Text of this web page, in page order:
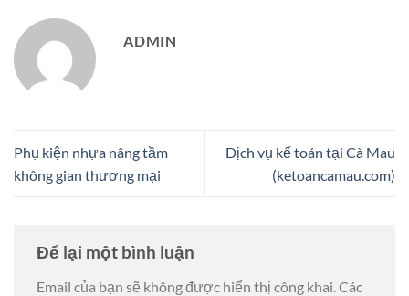
ADMIN
Phụ kiện nhựa nâng tầm
không gian thương mại
Dịch vụ kế toán tại Cà Mau
(ketoancamau.com)
Để lại một bình luận
Email của bạn sẽ không được hiển thị công khai. Các